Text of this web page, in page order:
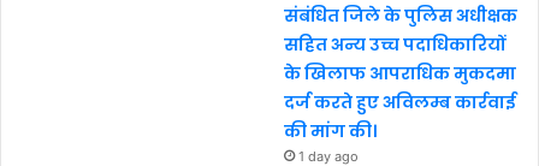
संबंधित जिले के पुलिस अधीक्षक
सहित अन्य उच्च पदाधिकारियों
के खिलाफ आपराधिक मुकदमा
दर्ज करते हुए अविलम्ब कार्रवाई
की मांग की।
1 day ago